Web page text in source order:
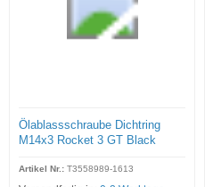
Ölablassschraube Dichtring
M14x3 Rocket 3 GT Black
Artikel Nr.: T3558989-1613